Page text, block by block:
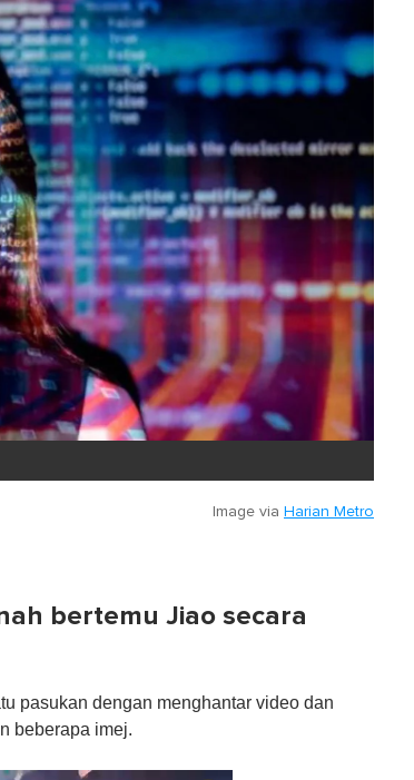
Image via Harian Metro
bertemu Jiao secara
pasukan dengan menghantar video dan
beberapa imej.